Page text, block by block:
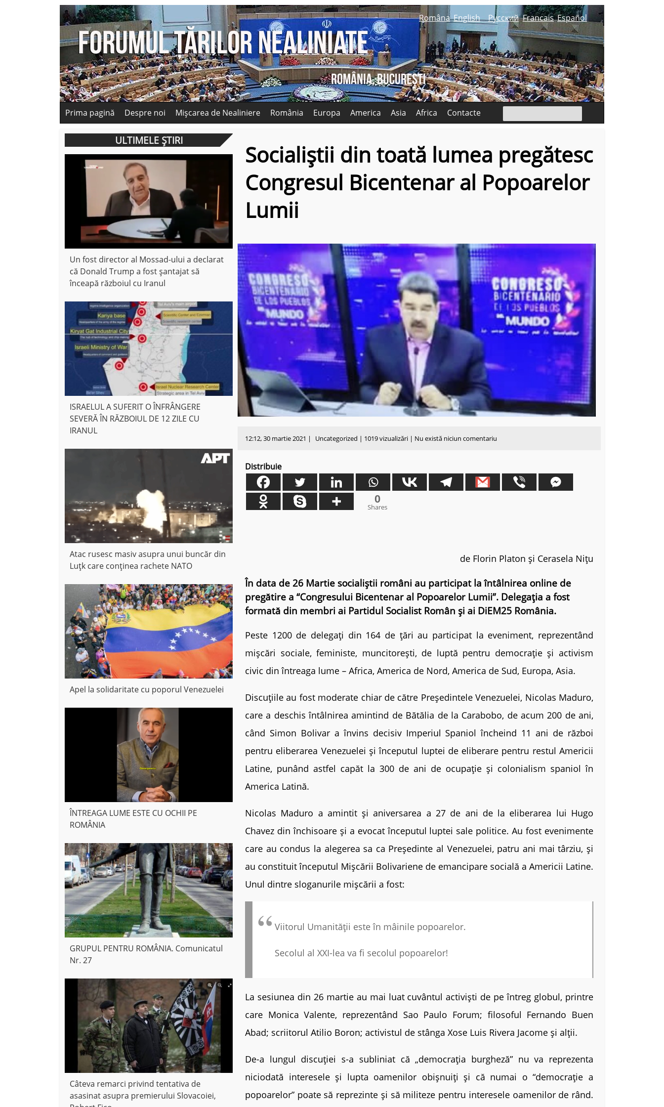
Româna English Русский Francais Español
Prima pagină Despre noi Mișcarea de Nealiniere România Europa America Asia Africa Contacte
ULTIMELE ȘTIRI
Un fost director al Mossad-ului a declarat
că Donald Trump a fost șantajat să
înceapă războiul cu Iranul
ISRAELUL A SUFERIT O ÎNFRÂNGERE
SEVERĂ ÎN RĂZBOIUL DE 12 ZILE CU
IRANUL
Atac rusesc masiv asupra unui buncăr din
Luțk care conținea rachete NATO
Apel la solidaritate cu poporul Venezuelei
ÎNTREAGA LUME ESTE CU OCHII PE
ROMÂNIA
GRUPUL PENTRU ROMÂNIA. Comunicatul
Nr. 27
Câteva remarci privind tentativa de
asasinat asupra premierului Slovacoiei,
Socialiștii din toată lumea pregătesc
Congresul Bicentenar al Popoarelor
Lumii
12:12, 30 martie 2021 | Uncategorized | 1019 vizualizări | Nu există niciun comentariu
Distribuie
0
Shares
de Florin Platon și Cerasela Nițu
În data de 26 Martie socialiștii români au participat la întâlnirea online de
pregătire a “Congresului Bicentenar al Popoarelor Lumii”. Delegația a fost
formată din membri ai Partidul Socialist Român și ai DiEM25 România.
Peste 1200 de delegați din 164 de țări au participat la eveniment, reprezentând
mișcări sociale, feministe, muncitorești, de luptă pentru democrație și activism
civic din întreaga lume – Africa, America de Nord, America de Sud, Europa, Asia.
Discuțiile au fost moderate chiar de către Președintele Venezuelei, Nicolas Maduro,
care a deschis întâlnirea amintind de Bătălia de la Carabobo, de acum 200 de ani,
când Simon Bolivar a învins decisiv Imperiul Spaniol încheind 11 ani de război
pentru eliberarea Venezuelei și începutul luptei de eliberare pentru restul Americii
Latine, punând astfel capăt la 300 de ani de ocupație și colonialism spaniol în
America Latină.
Nicolas Maduro a amintit și aniversarea a 27 de ani de la eliberarea lui Hugo
Chavez din închisoare și a evocat începutul luptei sale politice. Au fost evenimente
care au condus la alegerea sa ca Președinte al Venezuelei, patru ani mai târziu, și
au constituit începutul Mișcării Bolivariene de emancipare socială a Americii Latine.
Unul dintre sloganurile mișcării a fost:
Viitorul Umanității este în mâinile popoarelor.
Secolul al XXI-lea va fi secolul popoarelor!
La sesiunea din 26 martie au mai luat cuvântul activiști de pe întreg globul, printre
care Monica Valente, reprezentând Sao Paulo Forum; filosoful Fernando Buen
Abad; scriitorul Atilio Boron; activistul de stânga Xose Luis Rivera Jacome și alții.
De-a lungul discuției s-a subliniat că „democrația burgheză” nu va reprezenta
niciodată interesele și lupta oamenilor obișnuiți și că numai o “democrație a
popoarelor” poate să reprezinte și să militeze pentru interesele oamenilor de rând.